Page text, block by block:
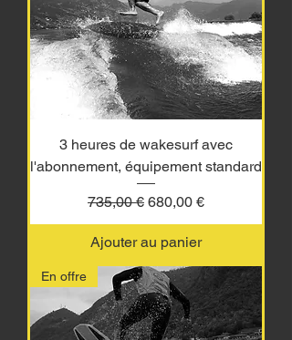
3 heures de wakesurf avec
l'abonnement, équipement standard
Prix original
735,00 € Prix promotionnel
680,00 €
Ajouter au panier
En offre